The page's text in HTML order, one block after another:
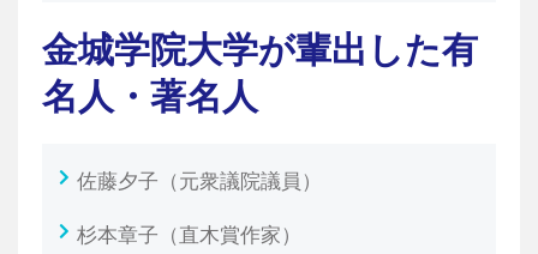
金城学院大学が輩出した有
名人・著名人
佐藤夕子（元衆議院議員）
杉本章子（直木賞作家）